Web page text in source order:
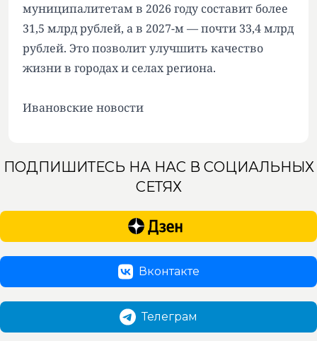
муниципалитетам в 2026 году составит более
31,5 млрд рублей, а в 2027-м — почти 33,4 млрд
рублей. Это позволит улучшить качество
жизни в городах и селах региона.
Ивановские новости
ПОДПИШИТЕСЬ НА НАС В СОЦИАЛЬНЫХ
СЕТЯХ
Вконтакте
Телеграм